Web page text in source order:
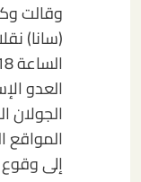
وقالت
(سانا)
العدو
إلى